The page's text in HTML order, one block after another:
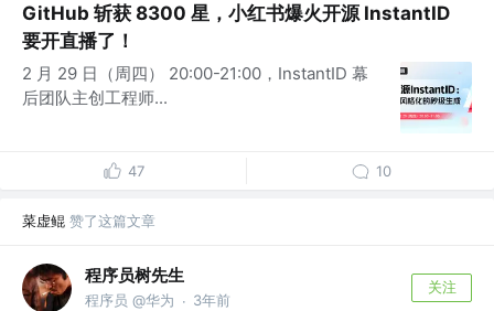
GitHub 斩获 8300 星，小红书爆火开源 InstantID
要开直播了！
2 月 29 日（周四） 20:00-21:00，InstantID 幕
后团队主创工程师...
47 10
菜虚鲲 赞了这篇文章
程序员树先生
程序员 @华为 · 3年前
关注